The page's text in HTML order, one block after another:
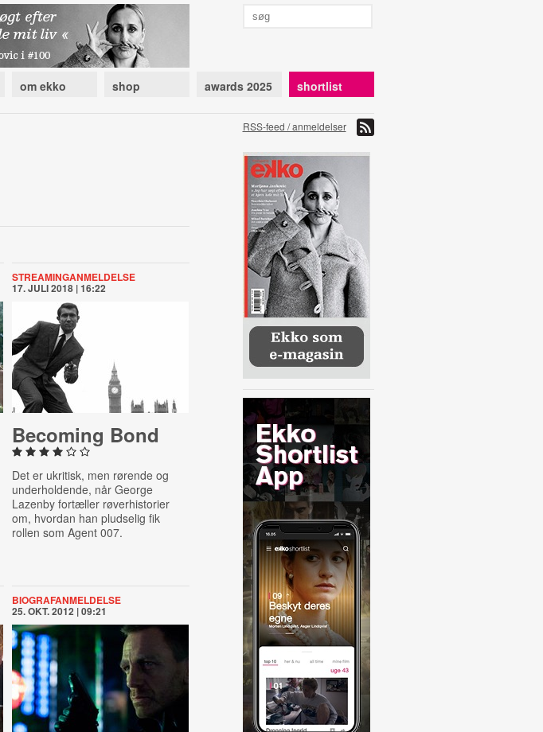
om ekko shop awards 2025 shortlist
RSS-feed / anmeldelser
STREAMINGANMELDELSE
17. JULI 2018 | 16:22
Becoming Bond
Det er ukritisk, men rørende og
underholdende, når George
Lazenby fortæller røverhistorier
om, hvordan han pludselig fik
rollen som Agent 007.
BIOGRAFANMELDELSE
25. OKT. 2012 | 09:21